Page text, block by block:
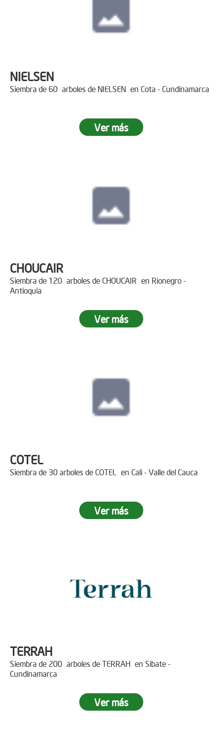
NIELSEN
Siembra de 60 arboles de NIELSEN en Cota - Cundinamarca
Ver más
CHOUCAIR
Siembra de 120 arboles de CHOUCAIR en Rionegro -
Antioquia
Ver más
COTEL
Siembra de 30 arboles de COTEL en Cali - Valle del Cauca
Ver más
TERRAH
Siembra de 200 arboles de TERRAH en Sibate -
Cundinamarca
Ver más